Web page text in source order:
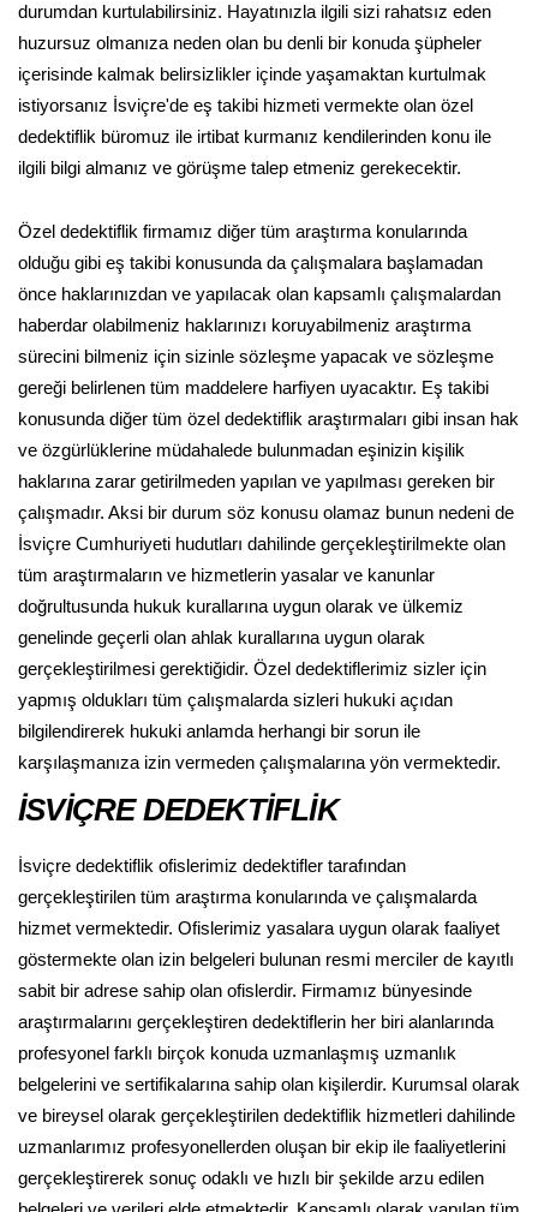
durumdan kurtulabilirsiniz. Hayatınızla ilgili sizi rahatsız eden
huzursuz olmanıza neden olan bu denli bir konuda şüpheler
içerisinde kalmak belirsizlikler içinde yaşamaktan kurtulmak
istiyorsanız İsviçre'de eş takibi hizmeti vermekte olan özel
dedektiflik büromuz ile irtibat kurmanız kendilerinden konu ile
ilgili bilgi almanız ve görüşme talep etmeniz gerekecektir.
Özel dedektiflik firmamız diğer tüm araştırma konularında
olduğu gibi eş takibi konusunda da çalışmalara başlamadan
önce haklarınızdan ve yapılacak olan kapsamlı çalışmalardan
haberdar olabilmeniz haklarınızı koruyabilmeniz araştırma
sürecini bilmeniz için sizinle sözleşme yapacak ve sözleşme
gereği belirlenen tüm maddelere harfiyen uyacaktır. Eş takibi
konusunda diğer tüm özel dedektiflik araştırmaları gibi insan hak
ve özgürlüklerine müdahalede bulunmadan eşinizin kişilik
haklarına zarar getirilmeden yapılan ve yapılması gereken bir
çalışmadır. Aksi bir durum söz konusu olamaz bunun nedeni de
İsviçre Cumhuriyeti hudutları dahilinde gerçekleştirilmekte olan
tüm araştırmaların ve hizmetlerin yasalar ve kanunlar
doğrultusunda hukuk kurallarına uygun olarak ve ülkemiz
genelinde geçerli olan ahlak kurallarına uygun olarak
gerçekleştirilmesi gerektiğidir. Özel dedektiflerimiz sizler için
yapmış oldukları tüm çalışmalarda sizleri hukuki açıdan
bilgilendirerek hukuki anlamda herhangi bir sorun ile
karşılaşmanıza izin vermeden çalışmalarına yön vermektedir.
İSVİÇRE DEDEKTİFLİK
İsviçre dedektiflik ofislerimiz dedektifler tarafından
gerçekleştirilen tüm araştırma konularında ve çalışmalarda
hizmet vermektedir. Ofislerimiz yasalara uygun olarak faaliyet
göstermekte olan izin belgeleri bulunan resmi merciler de kayıtlı
sabit bir adrese sahip olan ofislerdir. Firmamız bünyesinde
araştırmalarını gerçekleştiren dedektiflerin her biri alanlarında
profesyonel farklı birçok konuda uzmanlaşmış uzmanlık
belgelerini ve sertifikalarına sahip olan kişilerdir. Kurumsal olarak
ve bireysel olarak gerçekleştirilen dedektiflik hizmetleri dahilinde
uzmanlarımız profesyonellerden oluşan bir ekip ile faaliyetlerini
gerçekleştirerek sonuç odaklı ve hızlı bir şekilde arzu edilen